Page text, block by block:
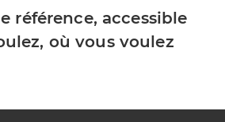
référence, accessible
où vous voulez